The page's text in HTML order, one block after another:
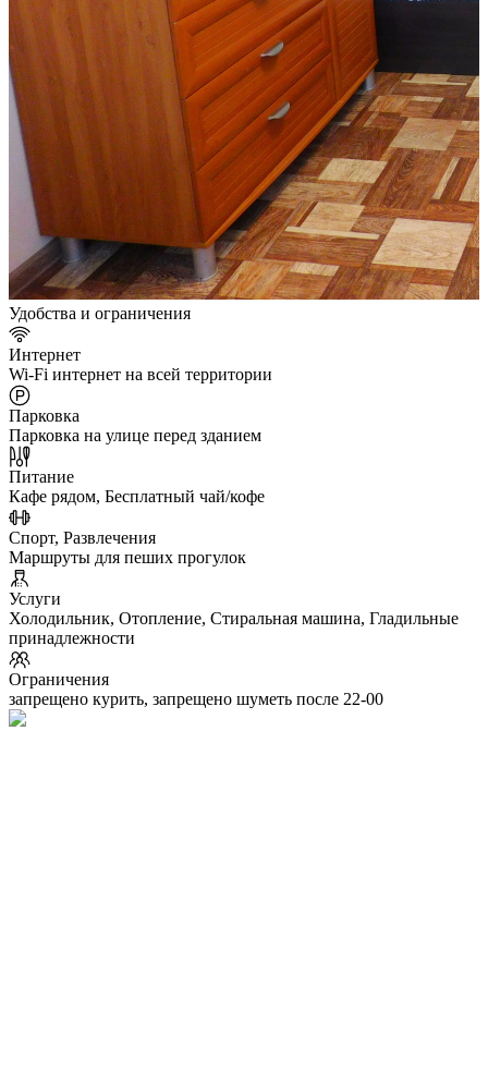
Удобства и ограничения
Интернет
Wi-Fi интернет на всей территории
Парковка
Парковка на улице перед зданием
Питание
Кафе рядом, Бесплатный чай/кофе
Спорт, Развлечения
Маршруты для пеших прогулок
Услуги
Холодильник, Отопление, Стиральная машина, Гладильные
принадлежности
Ограничения
запрещено курить, запрещено шуметь после 22-00